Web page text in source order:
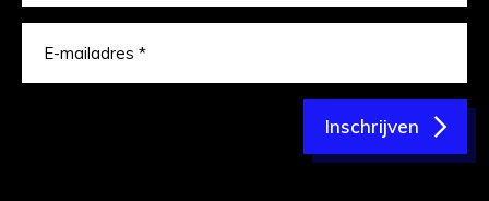
Inschrijven